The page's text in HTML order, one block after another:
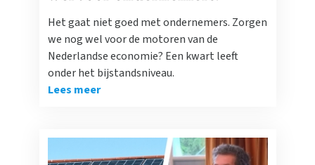
Het gaat niet goed met ondernemers. Zorgen
we nog wel voor de motoren van de
Nederlandse economie? Een kwart leeft
onder het bijstandsniveau.
Lees meer